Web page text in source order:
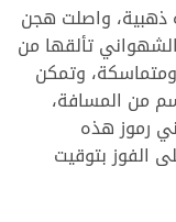
ذهبية، واصلت هجن
تألقها من
وتمكن
من المسافة،
رموز هذه
الفوز بتوقيت